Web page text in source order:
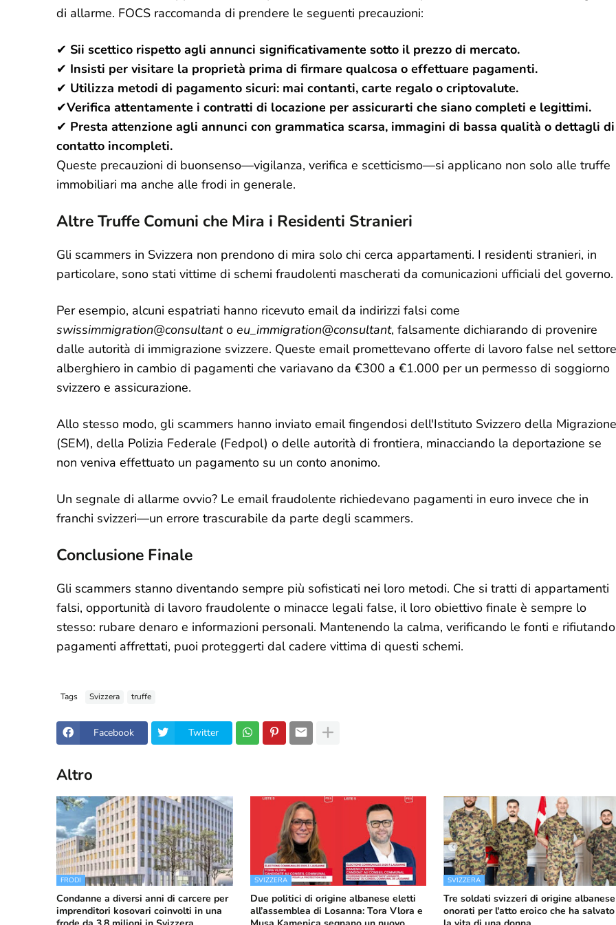
di allarme. FOCS raccomanda di prendere le seguenti precauzioni:
✔ Sii scettico rispetto agli annunci significativamente sotto il prezzo di mercato.
✔ Insisti per visitare la proprietà prima di firmare qualcosa o effettuare pagamenti.
✔ Utilizza metodi di pagamento sicuri: mai contanti, carte regalo o criptovalute.
✔Verifica attentamente i contratti di locazione per assicurarti che siano completi e legittimi.
✔ Presta attenzione agli annunci con grammatica scarsa, immagini di bassa qualità o dettagli di
contatto incompleti.
Queste precauzioni di buonsenso—vigilanza, verifica e scetticismo—si applicano non solo alle truffe
immobiliari ma anche alle frodi in generale.
Altre Truffe Comuni che Mira i Residenti Stranieri
Gli scammers in Svizzera non prendono di mira solo chi cerca appartamenti. I residenti stranieri, in
particolare, sono stati vittime di schemi fraudolenti mascherati da comunicazioni ufficiali del governo.
Per esempio, alcuni espatriati hanno ricevuto email da indirizzi falsi come
swissimmigration@consultanto eu_immigration@consultant, falsamente dichiarando di provenire
dalle autorità di immigrazione svizzere. Queste email promettevano offerte di lavoro false nel settore
alberghiero in cambio di pagamenti che variavano da €300 a €1.000 per un permesso di soggiorno
svizzero e assicurazione.
Allo stesso modo, gli scammers hanno inviato email fingendosi dell'Istituto Svizzero della Migrazione
(SEM), della Polizia Federale (Fedpol) o delle autorità di frontiera, minacciando la deportazione se
non veniva effettuato un pagamento su un conto anonimo.
Un segnale di allarme ovvio? Le email fraudolente richiedevano pagamenti in euro invece che in
franchi svizzeri—un errore trascurabile da parte degli scammers.
Conclusione Finale
Gli scammers stanno diventando sempre più sofisticati nei loro metodi. Che si tratti di appartamenti
falsi, opportunità di lavoro fraudolente o minacce legali false, il loro obiettivo finale è sempre lo
stesso: rubare denaro e informazioni personali. Mantenendo la calma, verificando le fonti e rifiutando
pagamenti affrettati, puoi proteggerti dal cadere vittima di questi schemi.
Tags Svizzera truffe
Facebook Twitter
Altro
FRODI
Condanne a diversi anni di carcere per
imprenditori kosovari coinvolti in una
SVIZZERA
Due politici di origine albanese eletti
all’assemblea di Losanna: Tora Vlora e
SVIZZERA
Tre soldati svizzeri di origine albanese
onorati per l'atto eroico che ha salvato